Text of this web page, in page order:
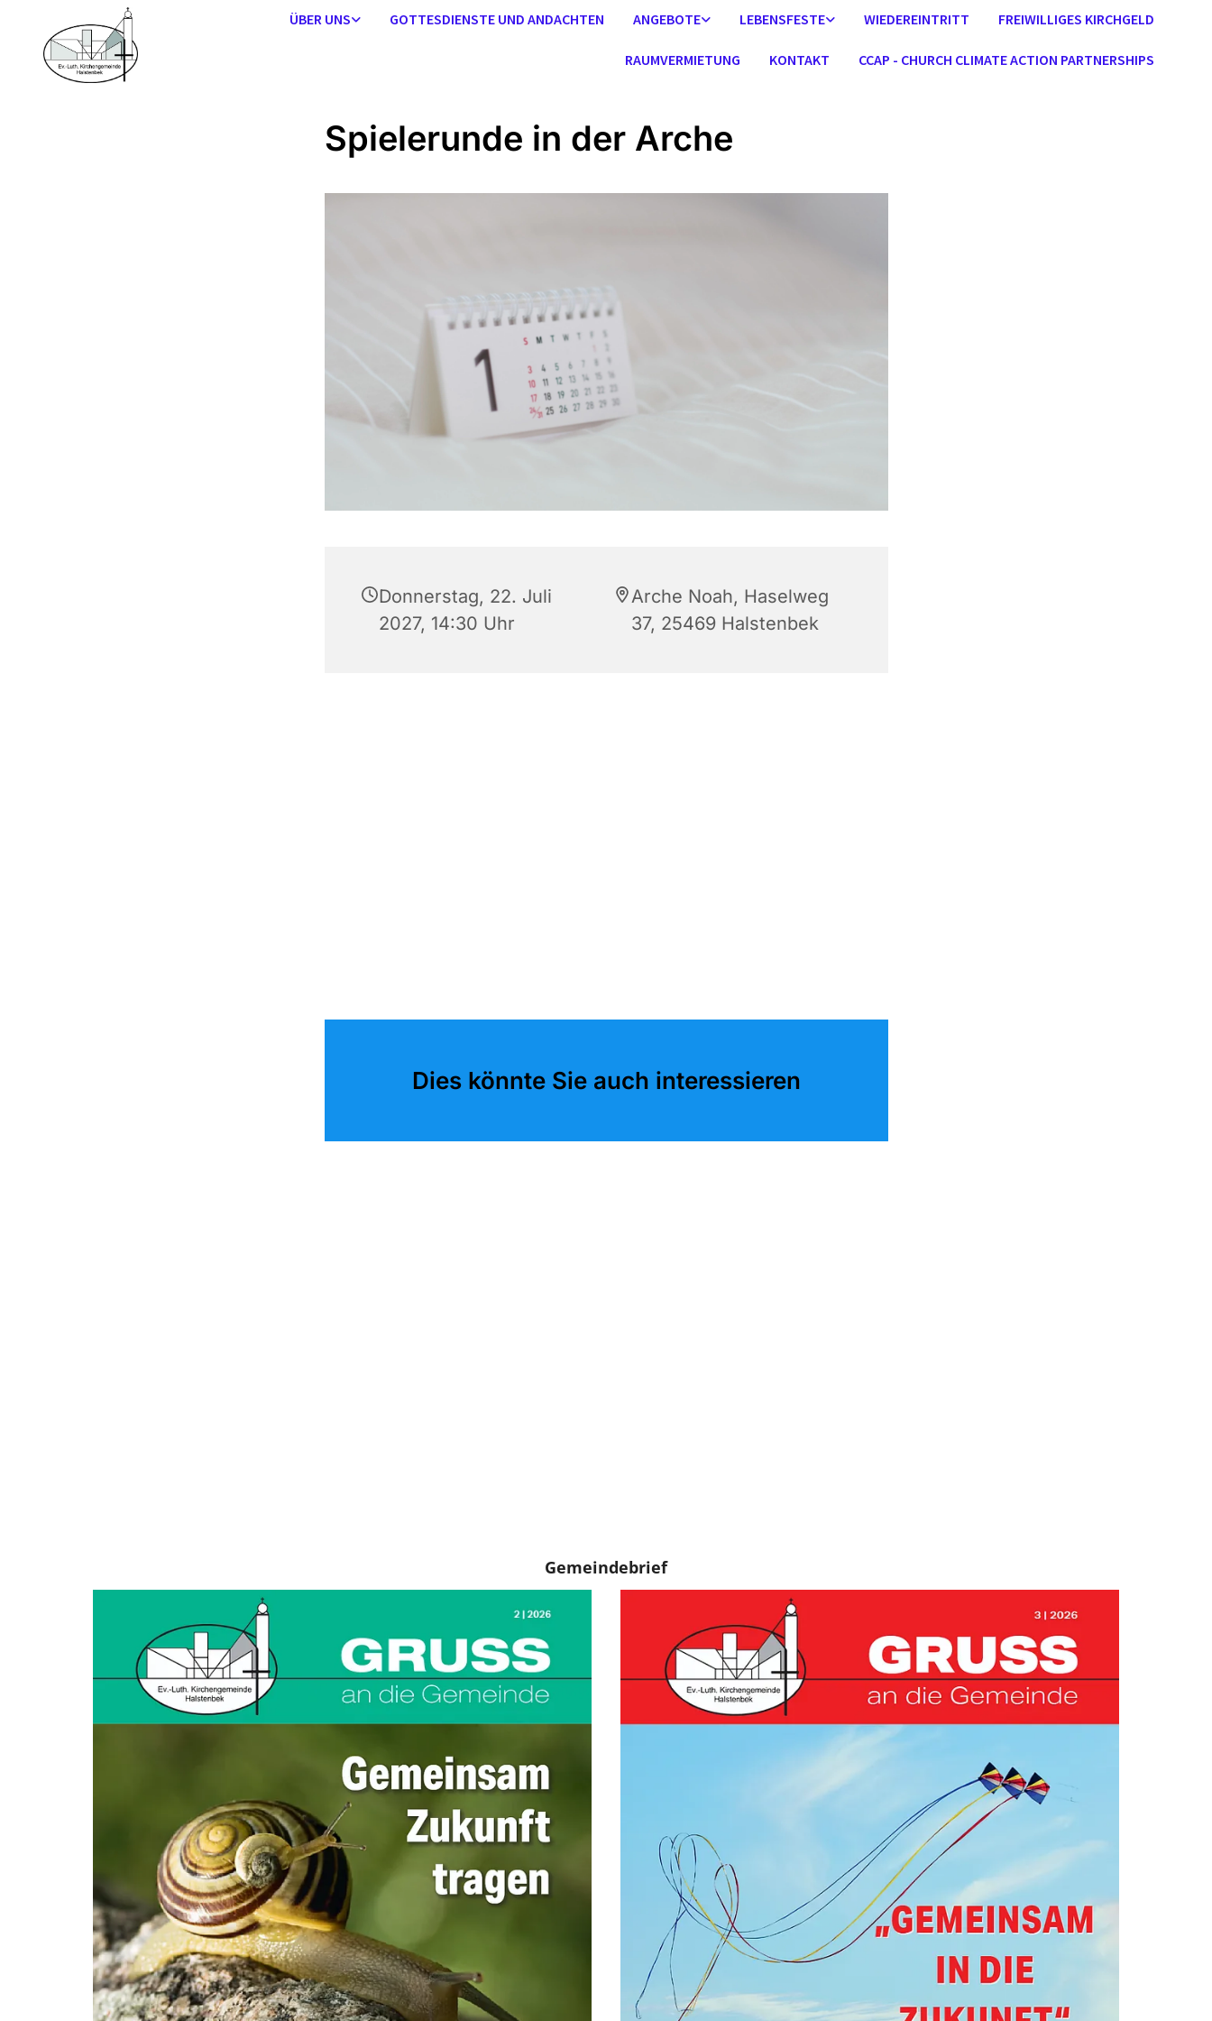
ÜBER UNS GOTTESDIENSTE UND ANDACHTEN ANGEBOTE LEBENSFESTE WIEDEREINTRITT FREIWILLIGES KIRCHGELD
RAUMVERMIETUNG KONTAKT CCAP - CHURCH CLIMATE ACTION PARTNERSHIPS
Spielerunde in der Arche
Donnerstag, 22. Juli
2027, 14:30 Uhr
Arche Noah, Haselweg
37, 25469 Halstenbek
Dies könnte Sie auch interessieren
Gemeindebrief